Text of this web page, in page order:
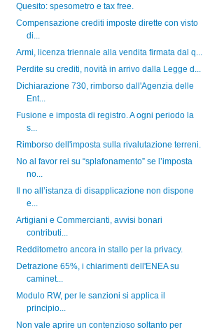
Quesito: spesometro e tax free.
Compensazione crediti imposte dirette con visto
di...
Armi, licenza triennale alla vendita firmata dal q...
Perdite su crediti, novità in arrivo dalla Legge d...
Dichiarazione 730, rimborso dall'Agenzia delle
Ent...
Fusione e imposta di registro. A ogni periodo la
s...
Rimborso dell'imposta sulla rivalutazione terreni.
No al favor rei su “splafonamento” se l’imposta
no...
Il no all’istanza di disapplicazione non dispone
e...
Artigiani e Commercianti, avvisi bonari
contributi...
Redditometro ancora in stallo per la privacy.
Detrazione 65%, i chiarimenti dell'ENEA su
caminet...
Modulo RW, per le sanzioni si applica il
principio...
Non vale aprire un contenzioso soltanto per